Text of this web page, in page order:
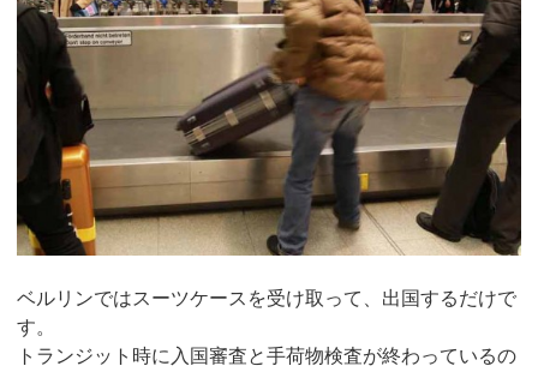
ベルリンではスーツケースを受け取って、出国するだけで
す。
トランジット時に入国審査と手荷物検査が終わっているの